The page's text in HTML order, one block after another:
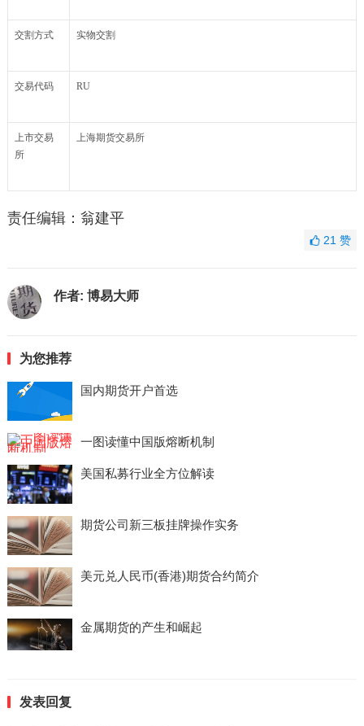
交割方式 实物交割
交易代码 RU
上市交易
所
上海期货交易所
责任编辑：翁建平
21赞
作者: 博易大师
为您推荐
国内期货开户首选
一图读懂中国版熔断机制
美国私募行业全方位解读
期货公司新三板挂牌操作实务
美元兑人民币(香港)期货合约简介
金属期货的产生和崛起
发表回复